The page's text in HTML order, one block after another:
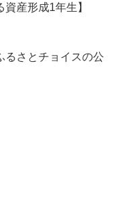
産形成1年生】
るさとチョイスの公